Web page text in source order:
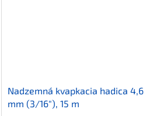
Nadzemná kvapkacia hadica 4,6
mm (3/16"), 15 m